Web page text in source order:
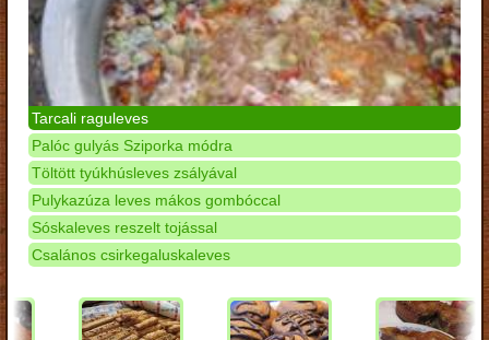
Tarcali raguleves
Palóc gulyás Sziporka módra
Töltött tyúkhúsleves zsályával
Pulykazúza leves mákos gombóccal
Sóskaleves reszelt tojással
Csalános csirkegaluskaleves